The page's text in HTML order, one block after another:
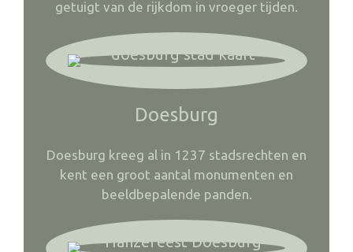
getuigt van de rijkdom in vroeger tijden.
Doesburg
Doesburg kreeg al in 1237 stadsrechten en
kent een groot aantal monumenten en
beeldbepalende panden.